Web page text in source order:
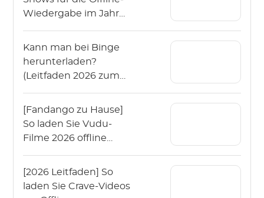
Wiedergabe im Jahr
Kann man bei Binge
herunterladen?
(Leitfaden 2026 zum
Binge)
[Fandango zu Hause]
So laden Sie Vudu-
Filme 2026 offline
[2026 Leitfaden] So
laden Sie Crave-Videos